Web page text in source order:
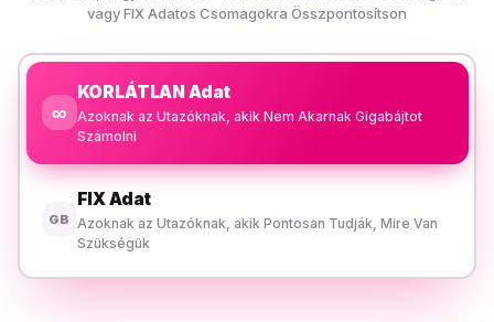
vagy FIX Adatos Csomagokra Összpontosítson
∞
KORLÁTLAN Adat
Azoknak az Utazóknak, akik Nem Akarnak Gigabájtot
Számolni
GB
FIX Adat
Azoknak az Utazóknak, akik Pontosan Tudják, Mire Van
Szükségük